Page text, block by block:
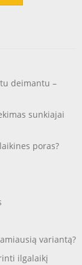
deimantu –
sunkiajai
poras?
variantą?
ilgalaikį